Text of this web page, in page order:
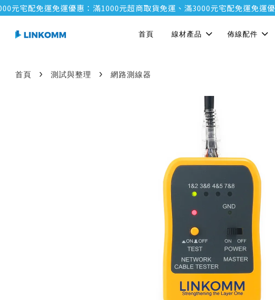
配免運免運優惠：滿1000元超商取貨免運、滿3000元宅配免運免運優惠：
首頁 線材產品 佈線配件
首頁 › 測試與整理 › 網路測線器